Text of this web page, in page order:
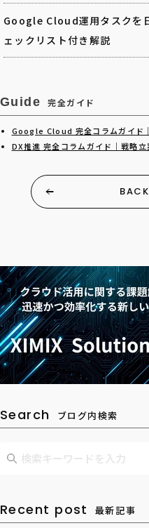
Google Cloud運用タスクを
ェックリスト付き解説
Guide 完全ガイド
Google Cloud 完全コラムガイド
DX推進 完全コラムガイド｜戦略
Search ブログ内検索
Recent post 最新記事